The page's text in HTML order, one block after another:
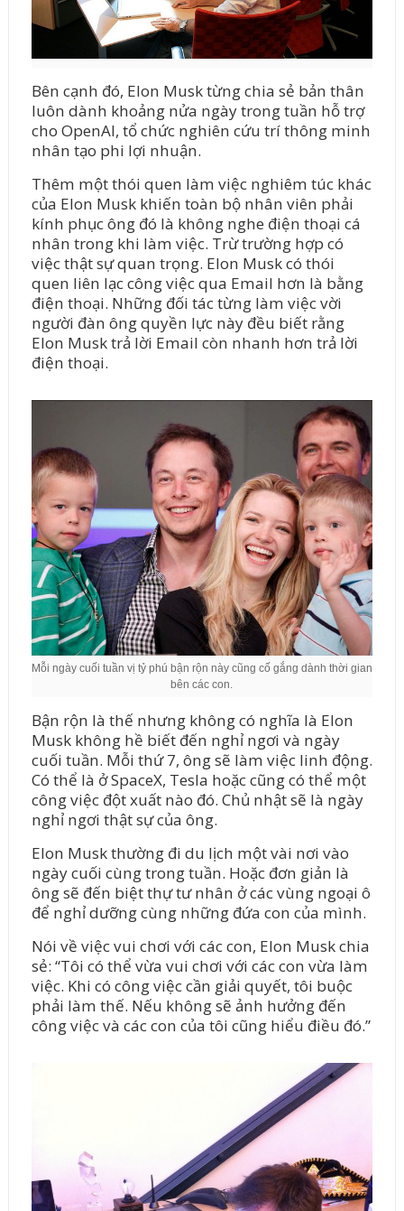
Bên cạnh đó, Elon Musk từng chia sẻ bản thân
luôn dành khoảng nửa ngày trong tuần hỗ trợ
cho OpenAI, tổ chức nghiên cứu trí thông minh
nhân tạo phi lợi nhuận.
Thêm một thói quen làm việc nghiêm túc khác
của Elon Musk khiến toàn bộ nhân viên phải
kính phục ông đó là không nghe điện thoại cá
nhân trong khi làm việc. Trừ trường hợp có
việc thật sự quan trọng. Elon Musk có thói
quen liên lạc công việc qua Email hơn là bằng
điện thoại. Những đối tác từng làm việc vời
người đàn ông quyền lực này đều biết rằng
Elon Musk trả lời Email còn nhanh hơn trả lời
điện thoại.
Mỗi ngày cuối tuần vị tỷ phú bận rộn này cũng cố gắng dành thời gian
bên các con.
Bận rộn là thế nhưng không có nghĩa là Elon
Musk không hề biết đến nghỉ ngơi và ngày
cuối tuần. Mỗi thứ 7, ông sẽ làm việc linh động.
Có thể là ở SpaceX, Tesla hoặc cũng có thể một
công việc đột xuất nào đó. Chủ nhật sẽ là ngày
nghỉ ngơi thật sự của ông.
Elon Musk thường đi du lịch một vài nơi vào
ngày cuối cùng trong tuần. Hoặc đơn giản là
ông sẽ đến biệt thự tư nhân ở các vùng ngoại ô
để nghỉ dưỡng cùng những đứa con của mình.
Nói về việc vui chơi với các con, Elon Musk chia
sẻ: “Tôi có thể vừa vui chơi với các con vừa làm
việc. Khi có công việc cần giải quyết, tôi buộc
phải làm thế. Nếu không sẽ ảnh hưởng đến
công việc và các con của tôi cũng hiểu điều đó.”